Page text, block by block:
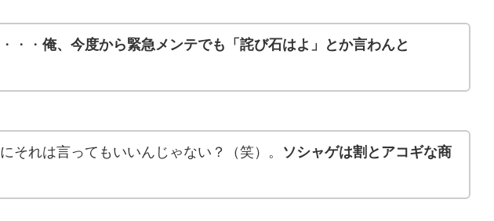
・・ 俺、今度から緊急メンテでも「詫び石はよ」とか言わんと
それは言ってもいいんじゃない？（笑）。 ソシャゲは割とアコギな商